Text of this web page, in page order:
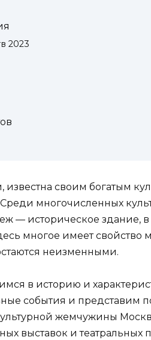
2023
известна своим богатым
многочисленных
— историческое здание,
многое имеет свойство
неизменными.
в историю и
события и
жемчужины
выставок и